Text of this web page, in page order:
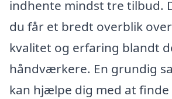
indhente mindst tre tilbud.
du får et bredt overblik
kvalitet og erfaring blandt
håndværkere. En grundig
kan hjælpe dig med at